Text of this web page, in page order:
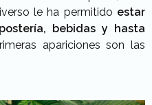
le ha permitido estar
bebidas y hasta
apariciones son las